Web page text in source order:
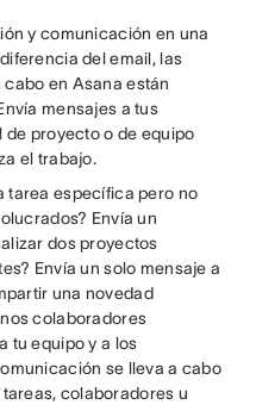
y comunicación en una
del email, las
en Asana están
mensajes a tus
de proyecto o de equipo
el trabajo.
tarea específica pero no
Envía un
dos proyectos
Envía un solo mensaje a
una novedad
colaboradores
tu equipo y a los
se lleva a cabo
colaboradores u